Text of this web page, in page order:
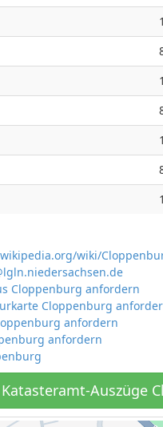
wiki/
Cloppenburg anfordern
Cloppenburg
anfordern
anfordern
Auszüge